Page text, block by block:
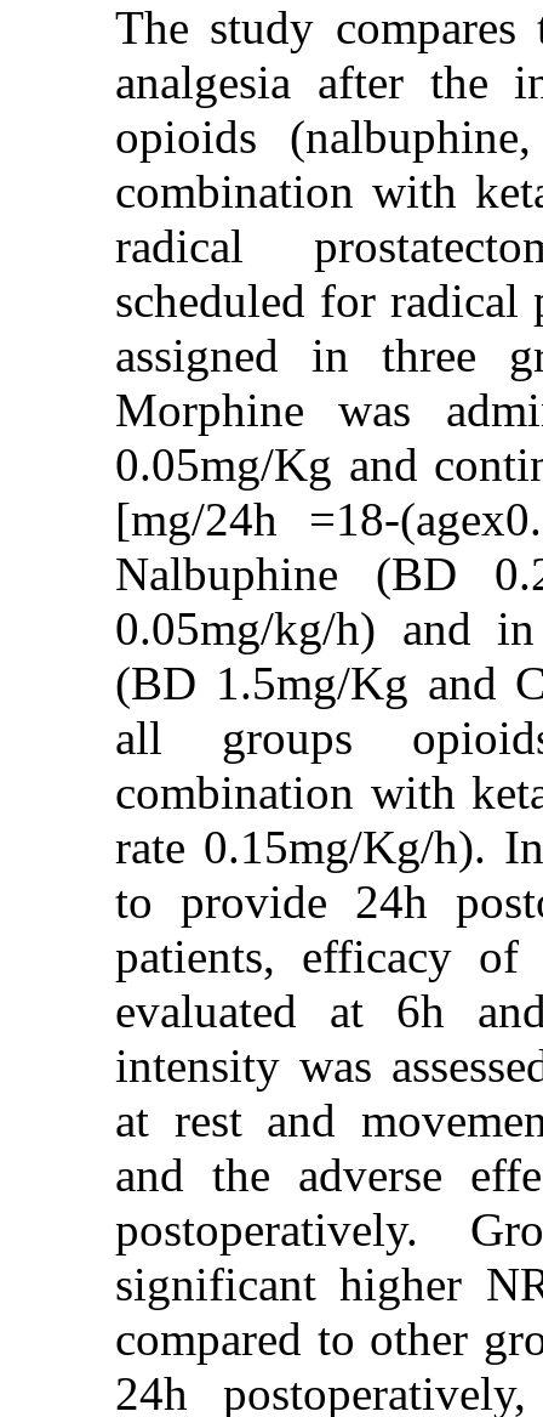
The study
analgesia after the
opioids
combination with
radical
scheduled for radical
assigned in three
Morphine was
0.05mg/Kg and
[mg/24h =18-
Nalbuphine (BD
0.05mg/kg/h) and
(BD 1.5mg/Kg and
all groups
combination with
rate 0.15mg/Kg/h).
to provide 24h
patients, efficacy of
evaluated at 6h
intensity was
at rest and
and the adverse
postoperatively.
significant higher
compared to other
24h